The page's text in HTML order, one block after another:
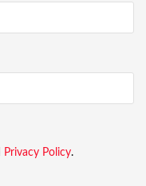
Privacy Policy.